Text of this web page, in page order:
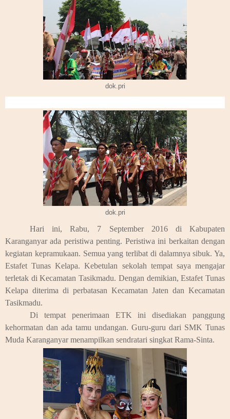
dok.pri
dok.pri
Hari ini, Rabu, 7 September 2016 di Kabupaten
Karanganyar ada peristiwa penting. Peristiwa ini berkaitan dengan
kegiatan kepramukaan. Semua yang terlibat di dalamnya sibuk. Ya,
Estafet Tunas Kelapa. Kebetulan sekolah tempat saya mengajar
terletak di Kecamatan Tasikmadu. Dengan demikian, Estafet Tunas
Kelapa diterima di perbatasan Kecamatan Jaten dan Kecamatan
Tasikmadu.
Di tempat penerimaan ETK ini disediakan panggung
kehormatan dan ada tamu undangan. Guru-guru dari SMK Tunas
Muda Karanganyar menampilkan sendratari singkat Rama-Sinta.